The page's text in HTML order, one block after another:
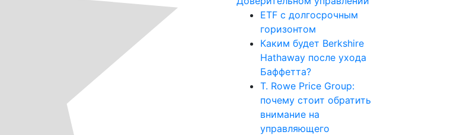
ETF с долгосрочным
горизонтом
Каким будет Berkshire
Hathaway после ухода
Баффетта?
T. Rowe Price Group:
почему стоит обратить
внимание на
управляющего